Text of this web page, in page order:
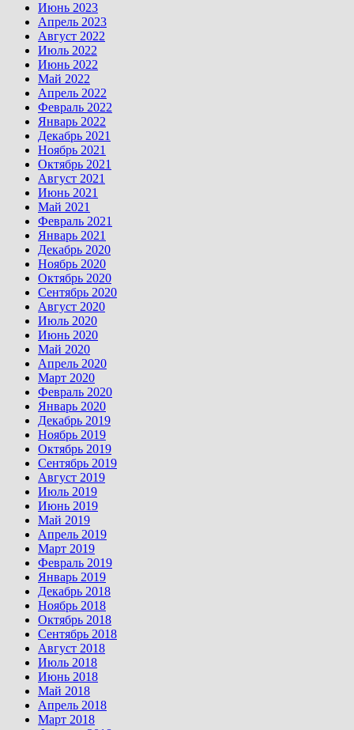
Июнь 2023
Апрель 2023
Август 2022
Июль 2022
Июнь 2022
Май 2022
Апрель 2022
Февраль 2022
Январь 2022
Декабрь 2021
Ноябрь 2021
Октябрь 2021
Август 2021
Июнь 2021
Май 2021
Февраль 2021
Январь 2021
Декабрь 2020
Ноябрь 2020
Октябрь 2020
Сентябрь 2020
Август 2020
Июль 2020
Июнь 2020
Май 2020
Апрель 2020
Март 2020
Февраль 2020
Январь 2020
Декабрь 2019
Ноябрь 2019
Октябрь 2019
Сентябрь 2019
Август 2019
Июль 2019
Июнь 2019
Май 2019
Апрель 2019
Март 2019
Февраль 2019
Январь 2019
Декабрь 2018
Ноябрь 2018
Октябрь 2018
Сентябрь 2018
Август 2018
Июль 2018
Июнь 2018
Май 2018
Апрель 2018
Март 2018